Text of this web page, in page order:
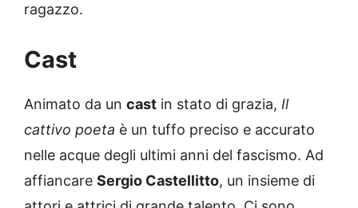
ragazzo.
Cast
Animato da un cast in stato di grazia, Il
cattivo poeta è un tuffo preciso e accurato
nelle acque degli ultimi anni del fascismo. Ad
affiancare Sergio Castellitto, un insieme di